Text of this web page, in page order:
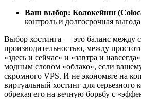
Ваш выбор: Колокейшн
контроль и долгосрочная
Выбор хостинга — это баланс между
производительностью, между
«здесь и сейчас» и «завтра и
модным словом «облако», если
скромного VPS. И не экономьте на
виртуальный хостинг для серьезного
обрекая его на вечную борьбу с